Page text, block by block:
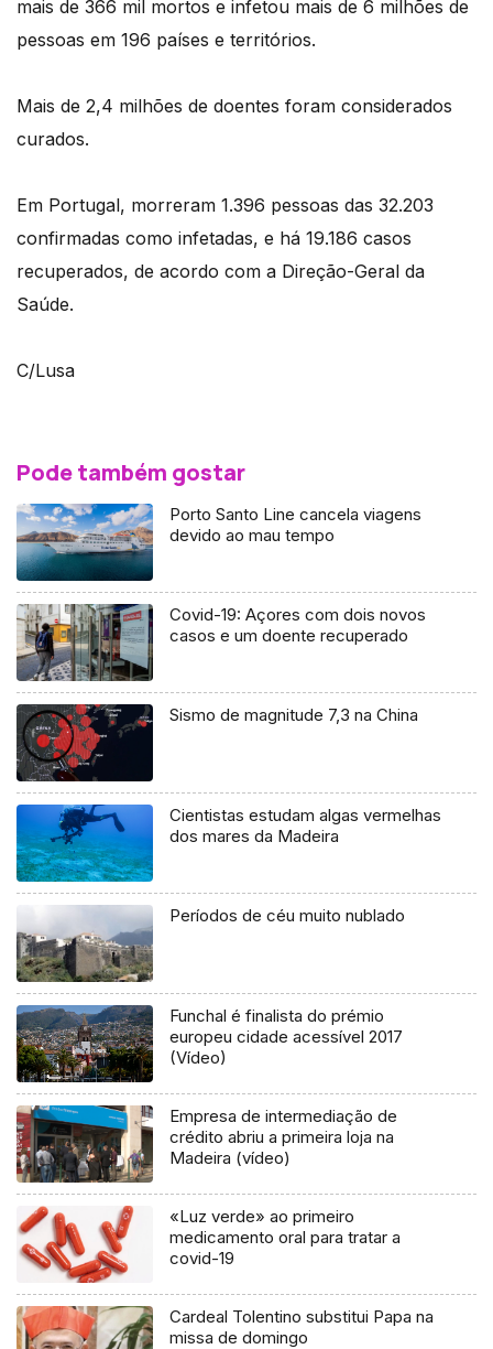
mais de 366 mil mortos e infetou mais de 6 milhões de
pessoas em 196 países e territórios.
Mais de 2,4 milhões de doentes foram considerados
curados.
Em Portugal, morreram 1.396 pessoas das 32.203
confirmadas como infetadas, e há 19.186 casos
recuperados, de acordo com a Direção-Geral da
Saúde.
C/Lusa
Pode também gostar
Porto Santo Line cancela viagens
devido ao mau tempo
Covid-19: Açores com dois novos
casos e um doente recuperado
Sismo de magnitude 7,3 na China
Cientistas estudam algas vermelhas
dos mares da Madeira
Períodos de céu muito nublado
Funchal é finalista do prémio
europeu cidade acessível 2017
(Vídeo)
Empresa de intermediação de
crédito abriu a primeira loja na
Madeira (vídeo)
«Luz verde» ao primeiro
medicamento oral para tratar a
covid-19
Cardeal Tolentino substitui Papa na
missa de domingo